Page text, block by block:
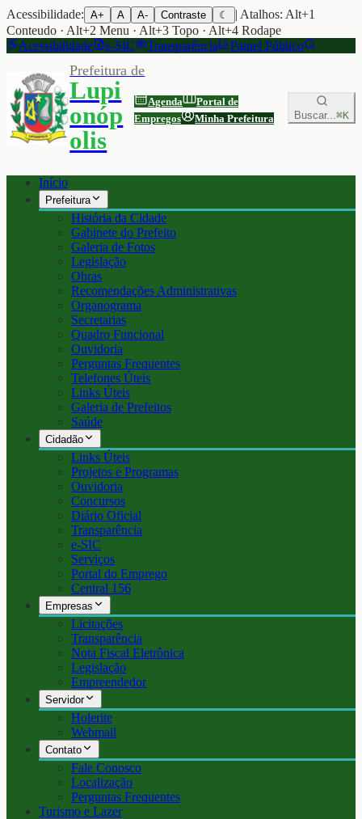
Acessibilidade: A+ A A- Contraste ☾
| Atalhos: Alt+1
Conteudo · Alt+2 Menu · Alt+3 Topo · Alt+4 Rodape
Acessibilidade
e-SIC Transparência Painel Público
Prefeitura de
Lupi
onóp
olis
Agenda
Portal de
Empregos
Minha Prefeitura Buscar...⌘K
Início
Prefeitura
História da Cidade
Gabinete do Prefeito
Galeria de Fotos
Legislação
Obras
Recomendações Administrativas
Organograma
Secretarias
Quadro Funcional
Ouvidoria
Perguntas Frequentes
Telefones Úteis
Links Úteis
Galeria de Prefeitos
Saúde
Cidadão
Links Úteis
Projetos e Programas
Ouvidoria
Concursos
Diário Oficial
Transparência
e-SIC
Serviços
Portal do Emprego
Central 156
Empresas
Licitações
Transparência
Nota Fiscal Eletrônica
Legislação
Empreendedor
Servidor
Holerite
Webmail
Contato
Fale Conosco
Localização
Perguntas Frequentes
Turismo e Lazer